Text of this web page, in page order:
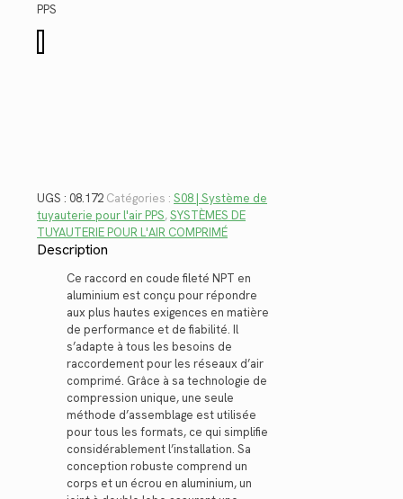
PPS
de
UGS : 08.172 Catégories : S08 | Système de
tuyauterie pour l'air PPS,SYSTÈMES DE
TUYAUTERIE POUR L'AIR COMPRIMÉ
Description
Ce raccord en coude fileté NPT en
aluminium est conçu pour répondre
aux plus hautes exigences en matière
de performance et de fiabilité. Il
s’adapte à tous les besoins de
raccordement pour les réseaux d’air
comprimé. Grâce à sa technologie de
compression unique, une seule
méthode d’assemblage est utilisée
pour tous les formats, ce qui simplifie
considérablement l’installation. Sa
conception robuste comprend un
corps et un écrou en aluminium, un